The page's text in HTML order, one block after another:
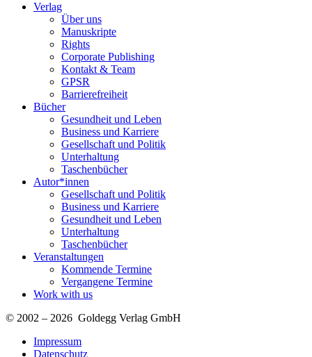
Verlag
Über uns
Manuskripte
Rights
Corporate Publishing
Kontakt & Team
GPSR
Barrierefreiheit
Bücher
Gesundheit und Leben
Business und Karriere
Gesellschaft und Politik
Unterhaltung
Taschenbücher
Autor*innen
Gesellschaft und Politik
Business und Karriere
Gesundheit und Leben
Unterhaltung
Taschenbücher
Veranstaltungen
Kommende Termine
Vergangene Termine
Work with us
© 2002 – 2026 Goldegg Verlag GmbH
Impressum
Datenschutz